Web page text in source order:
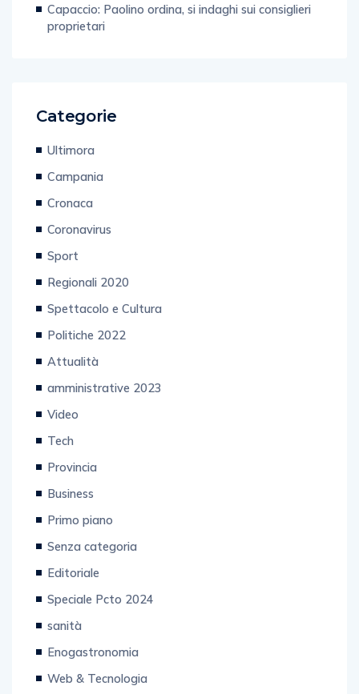
Capaccio: Paolino ordina, si indaghi sui consiglieri
proprietari
Categorie
Ultimora
Campania
Cronaca
Coronavirus
Sport
Regionali 2020
Spettacolo e Cultura
Politiche 2022
Attualità
amministrative 2023
Video
Tech
Provincia
Business
Primo piano
Senza categoria
Editoriale
Speciale Pcto 2024
sanità
Enogastronomia
Web & Tecnologia